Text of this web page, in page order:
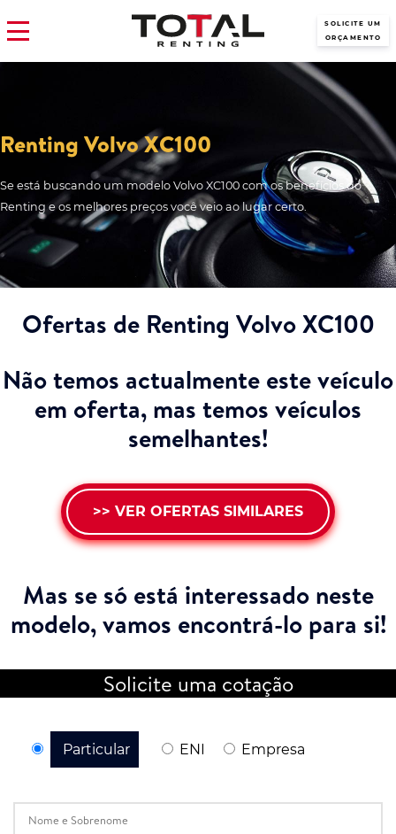
SOLICITE UM
ORÇAMENTO
Renting Volvo XC100
Se está buscando um modelo Volvo XC100 com os benefícios do
Renting e os melhores preços você veio ao lugar certo.
Ofertas de Renting Volvo XC100
Não temos actualmente este veículo
em oferta, mas temos veículos
semelhantes!
>> VER OFERTAS SIMILARES
Mas se só está interessado neste
modelo,vamos encontrá-lo para si!
Solicite uma cotação
Particular ENI Empresa